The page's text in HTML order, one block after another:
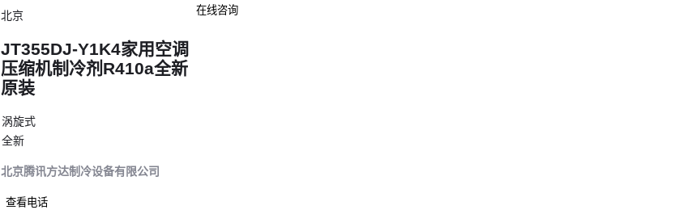
北京
JT355DJ-Y1K4家用空调
压缩机制冷剂R410a全新
原装
涡旋式
全新
北京腾讯方达制冷设备有限公司
查看电话
在线咨询